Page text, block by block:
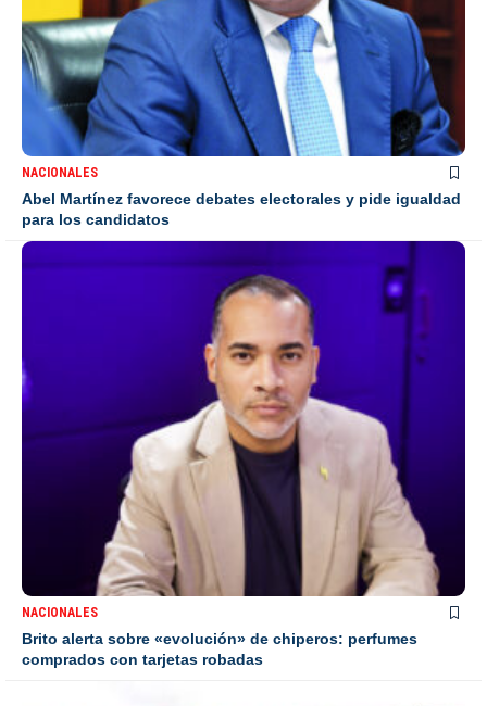
NACIONALES
Abel Martínez favorece debates electorales y pide igualdad
para los candidatos
NACIONALES
Brito alerta sobre «evolución» de chiperos: perfumes
comprados con tarjetas robadas